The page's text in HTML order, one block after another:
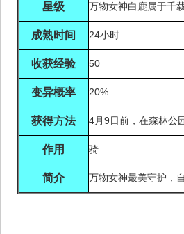
星级 万物女神白鹿属于千
成熟时间 24小时
收获经验 50
变异概率 20%
获得方法 4月9日前，在森林公
作用 骑
简介 万物女神最美守护，